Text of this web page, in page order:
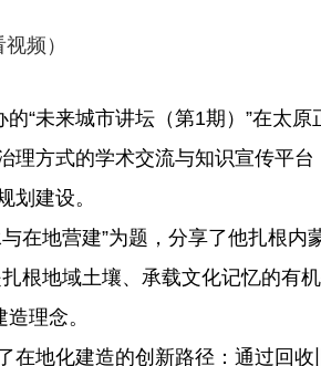
频）
未来城市讲坛（第1期）”在太原
理方式的学术交流与知识宣传平
划建设。
地营建”为题，分享了他扎根内
根地域土壤、承载文化记忆的有
理念。
地化建造的创新路径：通过回收
山西2025年原煤总产量超13亿吨